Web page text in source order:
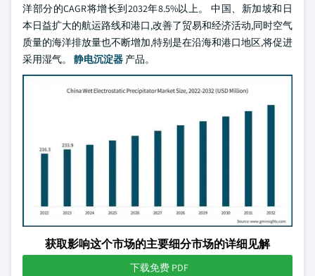
洋部分的CAGR将增长到2032年8.5%以上。 中国、新加坡和日
本日益扩大的航运路线和港口,改善了贸易和经济活动,同时空气
质量的海洋排放量也不断增加,特别是在沿海和港口地区,将促进
采用湿气。 静电沉淀器 产品。
获取影响这个市场的主要细分市场的详细见解
下载免费 PDF